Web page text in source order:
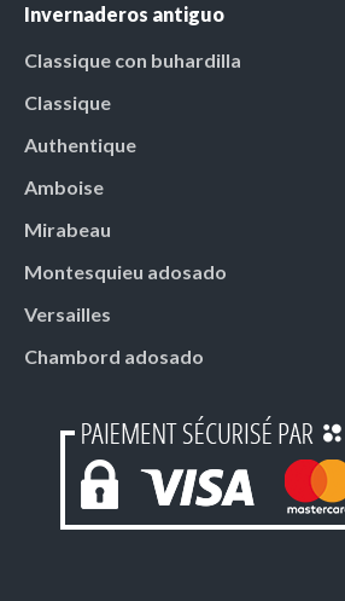
Invernaderos antiguo
Classique con buhardilla
Classique
Authentique
Amboise
Mirabeau
Montesquieu adosado
Versailles
Chambord adosado